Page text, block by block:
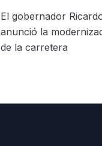
El gobernador
anunció la
de la carretera